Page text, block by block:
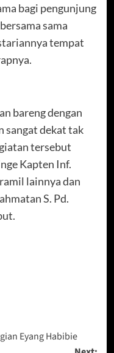
bagi pengunjung
sama
tempat
bareng dengan
sangat dekat tak
tersebut
Kapten Inf.
lainnya dan
S. Pd.
Eyang Habibie